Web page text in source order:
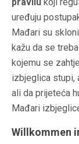
uređuju
Mađari su
kažu da se
kojemu se
izbjeglica stupi,
ali da prijeteća
Mađari
Willkommen